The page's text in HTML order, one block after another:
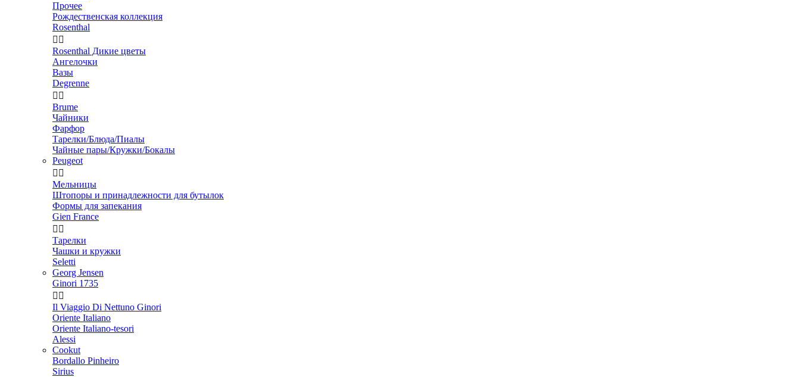
Прочее
Рождественская коллекция
Rosenthal
 
Rosenthal Дикие цветы
Ангелочки
Вазы
Degrenne
 
Brume
Чайники
Фарфор
Тарелки/Блюда/Пиалы
Чайные пары/Кружки/Бокалы
Peugeot
 
Мельницы
Штопоры и принадлежности для бутылок
Формы для запекания
Gien France
 
Тарелки
Чашки и кружки
Seletti
Georg Jensen
Ginori 1735
 
Il Viaggio Di Nettuno Ginori
Oriente Italiano
Oriente Italiano-tesori
Alessi
Cookut
Bordallo Pinheiro
Sirius